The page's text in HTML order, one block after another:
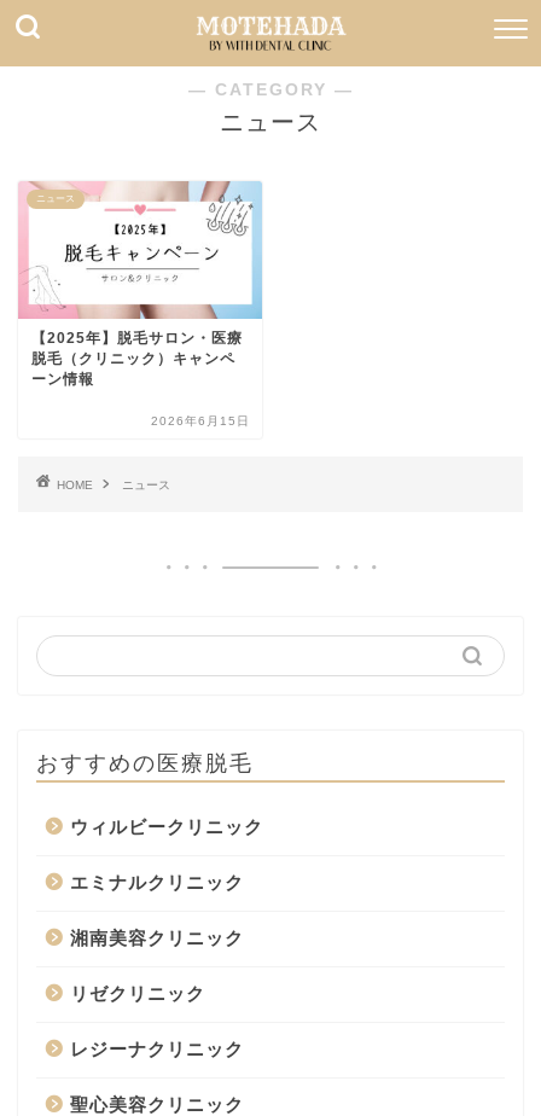
― CATEGORY ―
ニュース
ニュース
【2025年】脱毛サロン・医療
脱毛（クリニック）キャンペ
ーン情報
2026年6月15日
HOME ニュース
おすすめの医療脱毛
ウィルビークリニック
エミナルクリニック
湘南美容クリニック
リゼクリニック
レジーナクリニック
聖心美容クリニック